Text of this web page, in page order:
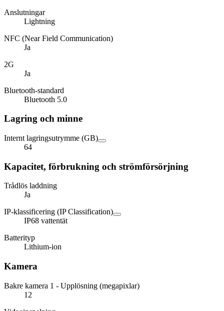
Anslutningar
Lightning
NFC (Near Field Communication)
Ja
2G
Ja
Bluetooth-standard
Bluetooth 5.0
Lagring och minne
Internt lagringsutrymme (GB)
64
Kapacitet, förbrukning och strömförsörjning
Trådlös laddning
Ja
IP-klassificering (IP Classification)
IP68 vattentät
Batterityp
Lithium-ion
Kamera
Bakre kamera 1 - Upplösning (megapixlar)
12